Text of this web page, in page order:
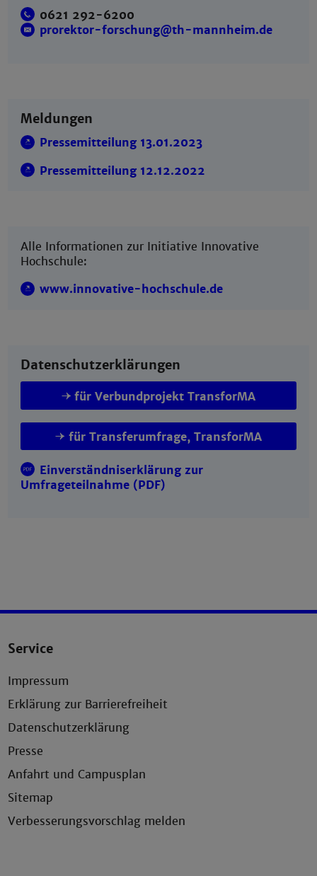
0621 292-6200
prorektor-forschung@th-mannheim.de
Meldungen
Pressemitteilung 13.01.2023
Pressemitteilung 12.12.2022
Alle Informationen zur Initiative Innovative
Hochschule:
www.innovative-hochschule.de
Datenschutzerklärungen
für Verbundprojekt TransforMA
für Transferumfrage, TransforMA
Einverständniserklärung zur
Umfrageteilnahme (PDF)
Service
Impressum
Erklärung zur Barrierefreiheit
Datenschutzerklärung
Presse
Anfahrt und Campusplan
Sitemap
Verbesserungsvorschlag melden